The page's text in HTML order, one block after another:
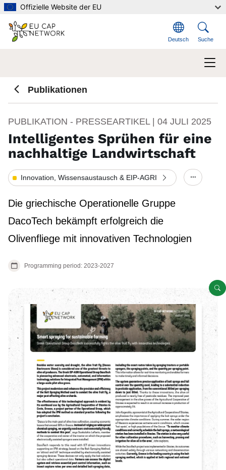
Direkt zum Inhalt
Offizielle Website der EU
Deutsch Suche
Publikationen
PUBLIKATION - PRESSEARTIKEL | 04 JULI 2025
Intelligentes Sprühen für eine
nachhaltige Landwirtschaft
Innovation, Wissensaustausch & EIP-AGRI
Die griechische Operationelle Gruppe
DacoTech bekämpft erfolgreich die
Olivenfliege mit innovativen Technologien
Programming period: 2023-2027